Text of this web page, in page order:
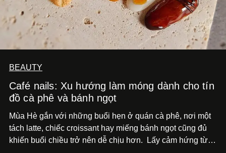
BEAUTY
Café nails: Xu hướng làm móng dành cho tín
đồ cà phê và bánh ngọt
Mùa Hè gắn với những buổi hẹn ở quán cà phê, nơi một
tách latte, chiếc croissant hay miếng bánh ngọt cũng đủ
khiến buổi chiều trở nên dễ chịu hơn.
Lấy cảm hứng từ